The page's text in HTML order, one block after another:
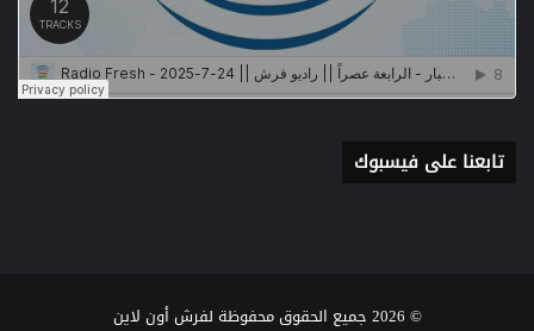
تابعنا على فيسبوك
© 2026 جميع الحقوق محفوظة لفرش أون لاين